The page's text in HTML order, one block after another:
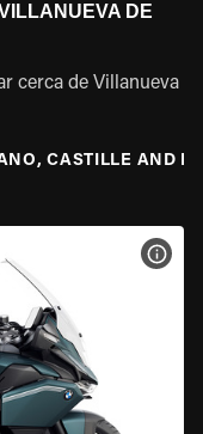
DE
cerca de Villanueva
CASTILLE AND
VER